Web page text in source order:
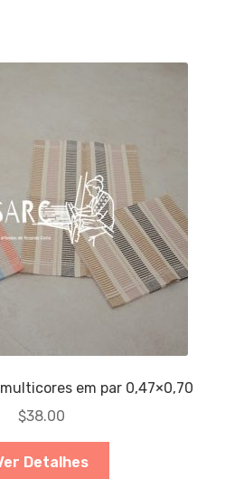
em par 0,47×0,70
$38.00
Detalhes